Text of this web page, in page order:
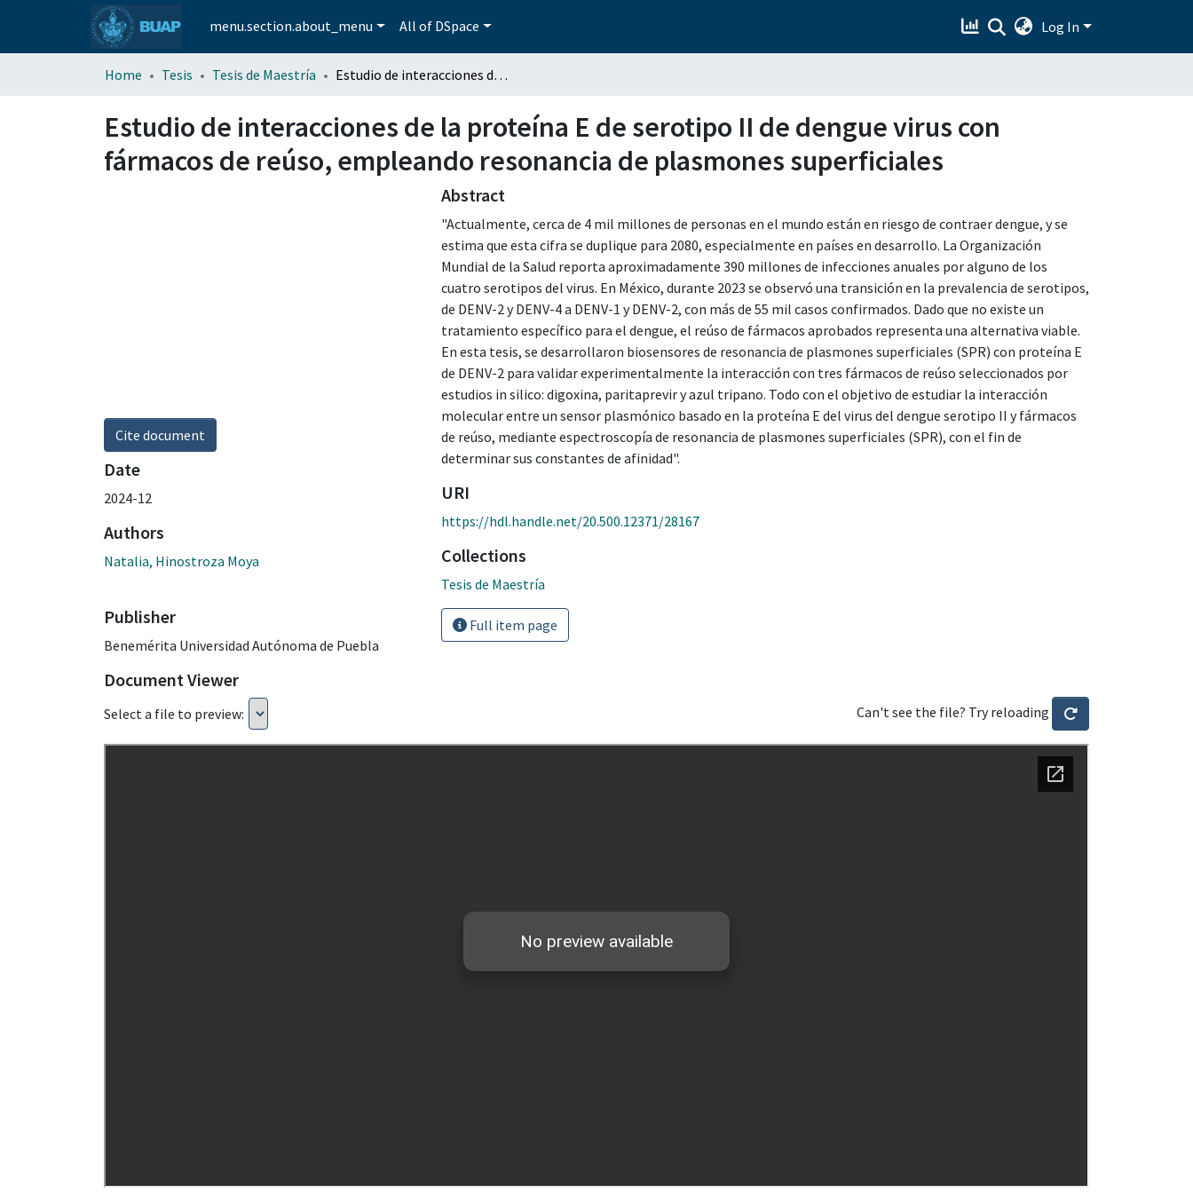
menu.section.about_menu All of DSpace Log In
Home Tesis Tesis de Maestría Estudio de interacciones de la proteína E de serotipo II de dengue virus con fármacos de reúso, empleando resonancia de plasmones superficiales
Estudio de interacciones de la proteína E de serotipo II de dengue virus con
fármacos de reúso, empleando resonancia de plasmones superficiales
Cite document
Date
2024-12
Authors
Natalia, Hinostroza Moya
Publisher
Benemérita Universidad Autónoma de Puebla
Abstract
"Actualmente, cerca de 4 mil millones de personas en el mundo están en riesgo de contraer dengue, y se
estima que esta cifra se duplique para 2080, especialmente en países en desarrollo. La Organización
Mundial de la Salud reporta aproximadamente 390 millones de infecciones anuales por alguno de los
cuatro serotipos del virus. En México, durante 2023 se observó una transición en la prevalencia de serotipos,
de DENV-2 y DENV-4 a DENV-1 y DENV-2, con más de 55 mil casos confirmados. Dado que no existe un
tratamiento específico para el dengue, el reúso de fármacos aprobados representa una alternativa viable.
En esta tesis, se desarrollaron biosensores de resonancia de plasmones superficiales (SPR) con proteína E
de DENV-2 para validar experimentalmente la interacción con tres fármacos de reúso seleccionados por
estudios in silico: digoxina, paritaprevir y azul tripano. Todo con el objetivo de estudiar la interacción
molecular entre un sensor plasmónico basado en la proteína E del virus del dengue serotipo II y fármacos
de reúso, mediante espectroscopía de resonancia de plasmones superficiales (SPR), con el fin de
determinar sus constantes de afinidad".
URI
https://hdl.handle.net/20.500.12371/28167
Collections
Tesis de Maestría
Full item page
Document Viewer
Select a file to preview: Can't see the file? Try reloading